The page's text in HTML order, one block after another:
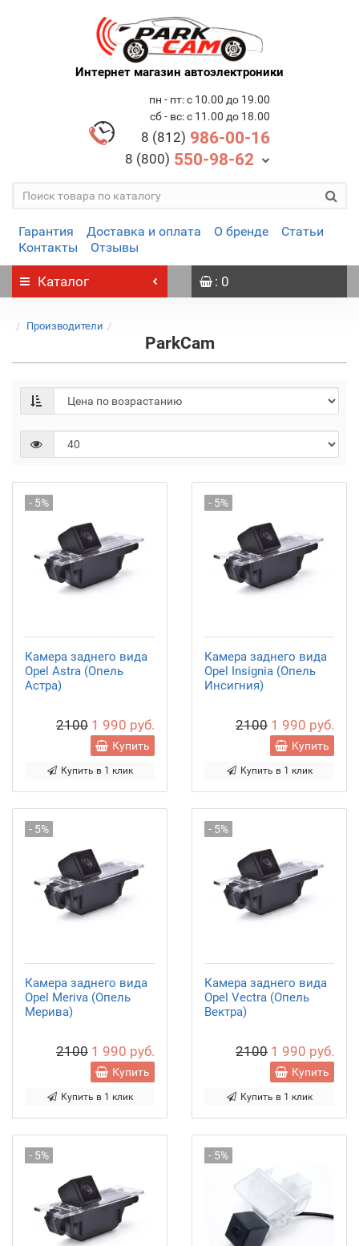
Интернет магазин автоэлектроники
пн - пт: с 10.00 до 19.00
сб - вс: с 11.00 до 18.00
8 (812) 986-00-16
8 (800) 550-98-62
Гарантия Доставка и оплата О бренде
Статьи
Контакты
Отзывы
Каталог : 0
Производители
ParkCam
- 5%
Камера заднего вида
Opel Astra (Опель
Астра)
2100 1 990 руб.
Купить
Купить в 1 клик
- 5%
Камера заднего вида
Opel Insignia (Опель
Инсигния)
2100 1 990 руб.
Купить
Купить в 1 клик
- 5%
Камера заднего вида
Opel Meriva (Опель
Мерива)
2100 1 990 руб.
Купить
Купить в 1 клик
- 5%
Камера заднего вида
Opel Vectra (Опель
Вектра)
2100 1 990 руб.
Купить
Купить в 1 клик
- 5% - 5%